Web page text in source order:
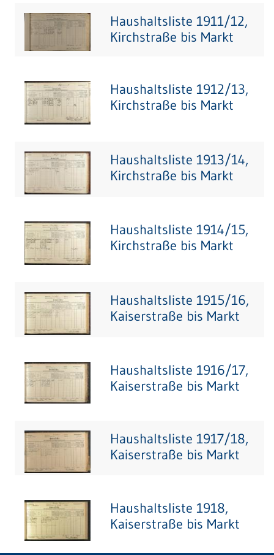
Haushaltsliste 1911/12,
Kirchstraße bis Markt
Haushaltsliste 1912/13,
Kirchstraße bis Markt
Haushaltsliste 1913/14,
Kirchstraße bis Markt
Haushaltsliste 1914/15,
Kirchstraße bis Markt
Haushaltsliste 1915/16,
Kaiserstraße bis Markt
Haushaltsliste 1916/17,
Kaiserstraße bis Markt
Haushaltsliste 1917/18,
Kaiserstraße bis Markt
Haushaltsliste 1918,
Kaiserstraße bis Markt